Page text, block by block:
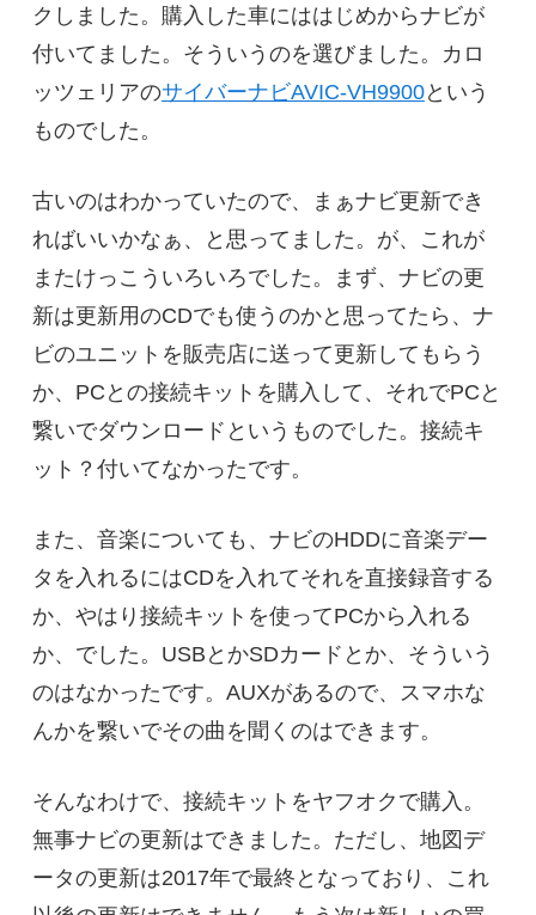
クしました。購入した車にははじめからナビが
付いてました。そういうのを選びました。カロ
ッツェリアのサイバーナビAVIC-VH9900という
ものでした。
古いのはわかっていたので、まぁナビ更新でき
ればいいかなぁ、と思ってました。が、これが
またけっこういろいろでした。まず、ナビの更
新は更新用のCDでも使うのかと思ってたら、ナ
ビのユニットを販売店に送って更新してもらう
か、PCとの接続キットを購入して、それでPCと
繋いでダウンロードというものでした。接続キ
ット？付いてなかったです。
また、音楽についても、ナビのHDDに音楽デー
タを入れるにはCDを入れてそれを直接録音する
か、やはり接続キットを使ってPCから入れる
か、でした。USBとかSDカードとか、そういう
のはなかったです。AUXがあるので、スマホな
んかを繋いでその曲を聞くのはできます。
そんなわけで、接続キットをヤフオクで購入。
無事ナビの更新はできました。ただし、地図デ
ータの更新は2017年で最終となっており、これ